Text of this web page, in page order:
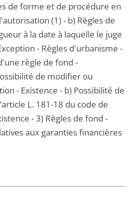
de forme et de procédure en
(1) - b) Règles de
à la date à laquelle le juge
- Règles d'urbanisme -
règle de fond -
de modifier ou
- Existence - b) Possibilité de
L. 181-18 du code de
- 3) Règles de fond -
aux garanties financières